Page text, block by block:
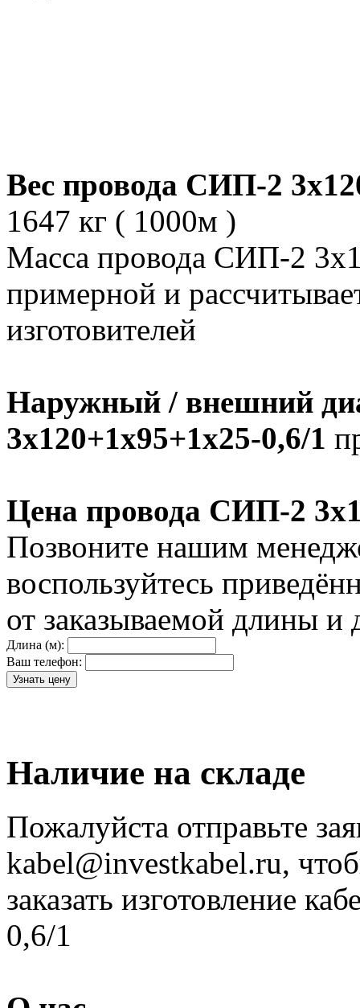
Вес провода СИП-2
1647 кг ( 1000м )
Масса провода СИП-2
примерной и
изготовителей
Наружный / внешний
3х120+1х95+1х25-0,6/1
Цена провода СИП-2
Позвоните нашим
воспользуйтесь
от заказываемой длины и
Длина (м):
Ваш телефон:
Наличие на складе
Пожалуйста отправьте
kabel@investkabel.ru,
заказать изготовление
0,6/1